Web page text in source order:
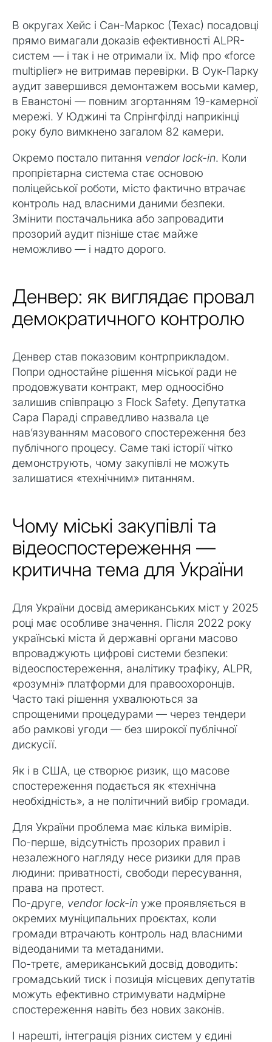
В округах Хейс і Сан-Маркос (Техас) посадовці
прямо вимагали доказів ефективності ALPR-
систем — і так і не отримали їх. Міф про «force
multiplier» не витримав перевірки. В Оук-Парку
аудит завершився демонтажем восьми камер,
в Еванстоні — повним згортанням 19-камерної
мережі. У Юджині та Спрінгфілді наприкінці
року було вимкнено загалом 82 камери.
Окремо постало питання vendor lock-in. Коли
пропрієтарна система стає основою
поліцейської роботи, місто фактично втрачає
контроль над власними даними безпеки.
Змінити постачальника або запровадити
прозорий аудит пізніше стає майже
неможливо — і надто дорого.
Денвер: як виглядає провал
демократичного контролю
Денвер став показовим контрприкладом.
Попри одностайне рішення міської ради не
продовжувати контракт, мер одноосібно
залишив співпрацю з Flock Safety. Депутатка
Сара Параді справедливо назвала це
нав’язуванням масового спостереження без
публічного процесу. Саме такі історії чітко
демонструють, чому закупівлі не можуть
залишатися «технічним» питанням.
Чому міські закупівлі та
відеоспостереження —
критична тема для України
Для України досвід американських міст у 2025
році має особливе значення. Після 2022 року
українські міста й державні органи масово
впроваджують цифрові системи безпеки:
відеоспостереження, аналітику трафіку, ALPR,
«розумні» платформи для правоохоронців.
Часто такі рішення ухвалюються за
спрощеними процедурами — через тендери
або рамкові угоди — без широкої публічної
дискусії.
Як і в США, це створює ризик, що масове
спостереження подається як «технічна
необхідність», а не політичний вибір громади.
Для України проблема має кілька вимірів.
По-перше, відсутність прозорих правил і
незалежного нагляду несе ризики для прав
людини: приватності, свободи пересування,
права на протест.
По-друге, vendor lock-in уже проявляється в
окремих муніципальних проєктах, коли
громади втрачають контроль над власними
відеоданими та метаданими.
По-третє, американський досвід доводить:
громадський тиск і позиція місцевих депутатів
можуть ефективно стримувати надмірне
спостереження навіть без нових законів.
І нарешті, інтеграція різних систем у єдині